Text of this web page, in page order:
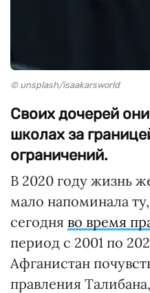
© unsplash/isaakarsworld
Своих дочерей
школах за
ограничений.
В 2020 году жизнь
мало напоминала
сегодня во время
период с 2001 по
Афганистан
правления